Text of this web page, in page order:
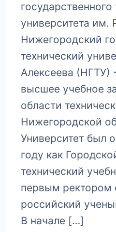
государственного
университета им.​
Нижегородский
технический
Алексеева (НГТУ)
высшее учебное
области
Нижегородской
Университет был
году как
технический
первым ректором
российский
В начале […]